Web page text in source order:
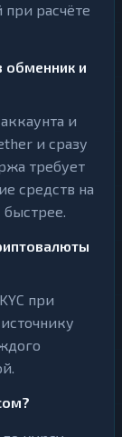
при расчёте
и
и
и сразу
требует
средств на
быстрее.
при